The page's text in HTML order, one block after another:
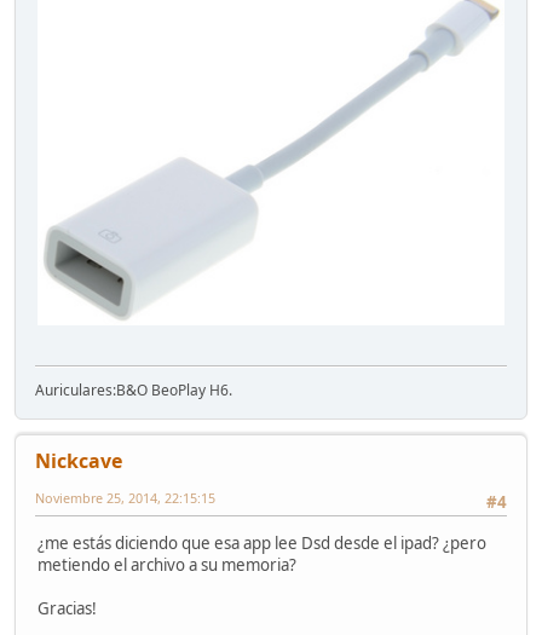
Auriculares:B&O BeoPlay H6.
Nickcave
#4
Noviembre 25, 2014, 22:15:15
¿me estás diciendo que esa app lee Dsd desde el ipad? ¿pero
metiendo el archivo a su memoria?
Gracias!